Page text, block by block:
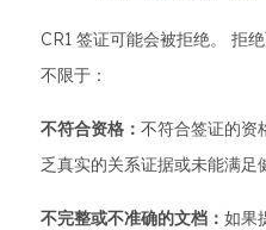
CR1 签证可能会被拒绝。 拒
不限于：
不符合资格： 不符合签证的资
乏真实的关系证据或未能满足
不完整或不准确的文档： 如果